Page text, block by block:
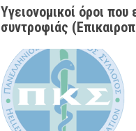
Υγειονομικοί όροι
συντροφιάς